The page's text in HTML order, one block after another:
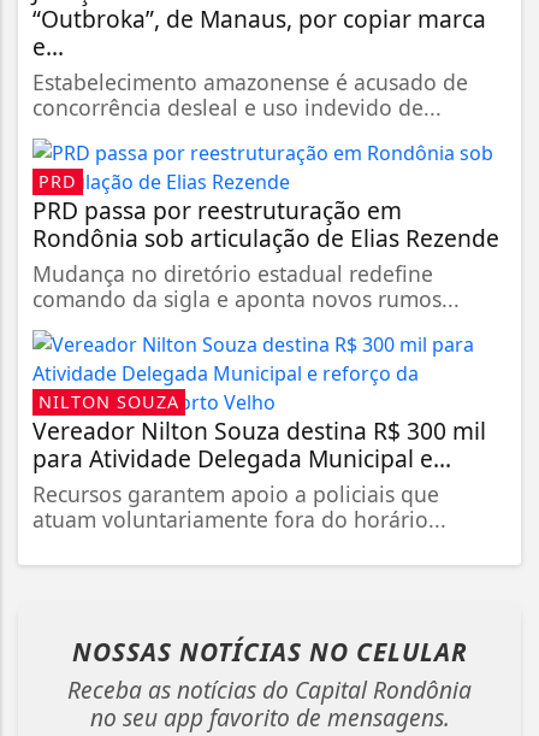
“Outbroka”, de Manaus, por copiar marca
e...
Estabelecimento amazonense é acusado de
concorrência desleal e uso indevido de...
PRD
PRD passa por reestruturação em
Rondônia sob articulação de Elias Rezende
Mudança no diretório estadual redefine
comando da sigla e aponta novos rumos...
NILTON SOUZA
Vereador Nilton Souza destina R$ 300 mil
para Atividade Delegada Municipal e...
Recursos garantem apoio a policiais que
atuam voluntariamente fora do horário...
NOSSAS NOTÍCIAS NO CELULAR
Receba as notícias do Capital Rondônia
no seu app favorito de mensagens.